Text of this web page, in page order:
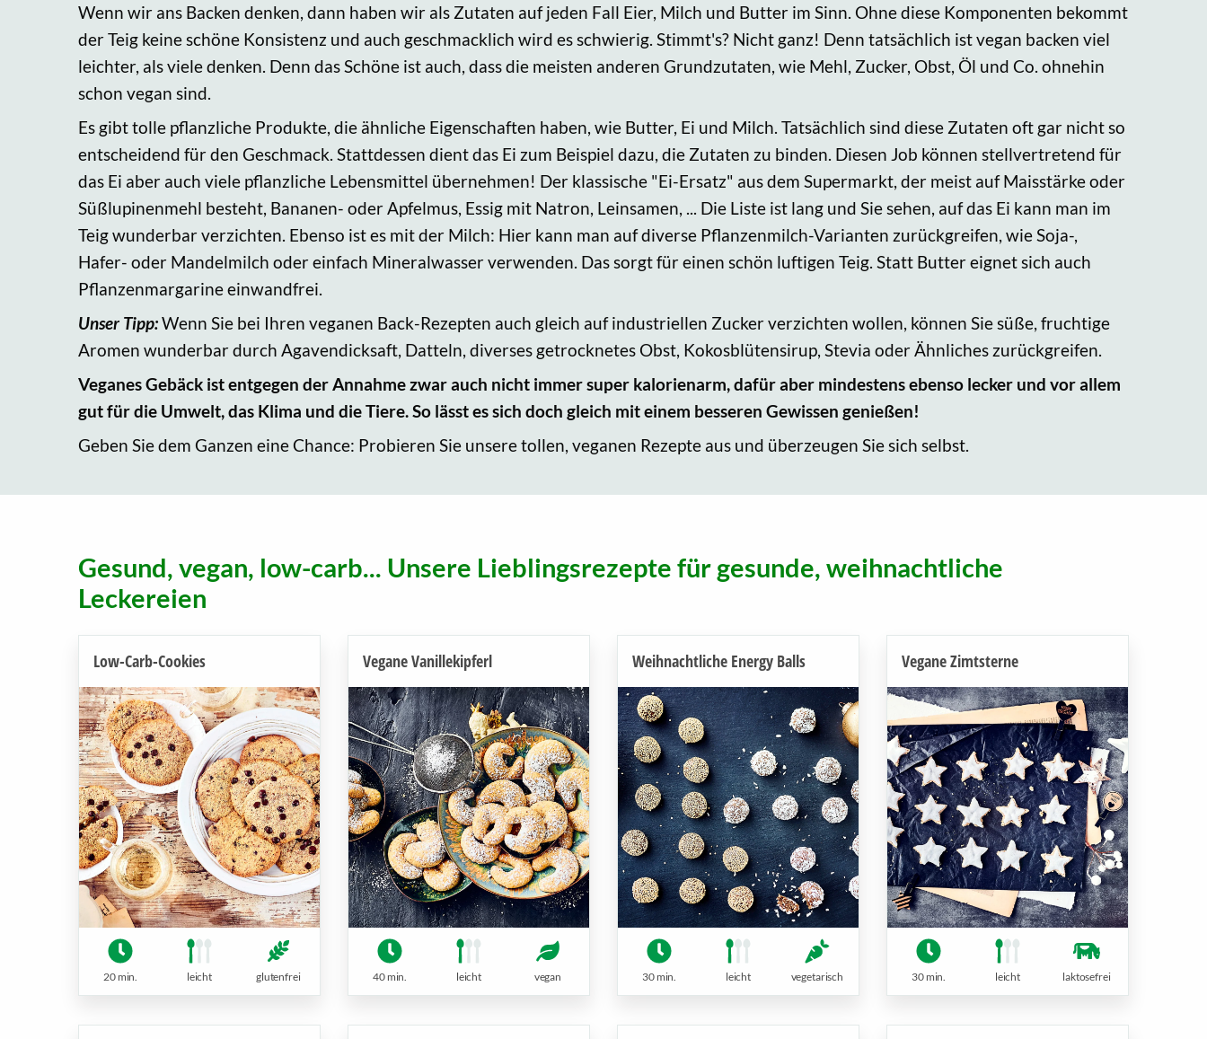
Wenn wir ans Backen denken, dann haben wir als Zutaten auf jeden Fall Eier, Milch und Butter im Sinn. Ohne diese Komponenten bekommt
der Teig keine schöne Konsistenz und auch geschmacklich wird es schwierig. Stimmt's? Nicht ganz! Denn tatsächlich ist vegan backen viel
leichter, als viele denken. Denn das Schöne ist auch, dass die meisten anderen Grundzutaten, wie Mehl, Zucker, Obst, Öl und Co. ohnehin
schon vegan sind.
Es gibt tolle pflanzliche Produkte, die ähnliche Eigenschaften haben, wie Butter, Ei und Milch. Tatsächlich sind diese Zutaten oft gar nicht so
entscheidend für den Geschmack. Stattdessen dient das Ei zum Beispiel dazu, die Zutaten zu binden. Diesen Job können stellvertretend für
das Ei aber auch viele pflanzliche Lebensmittel übernehmen! Der klassische "Ei-Ersatz" aus dem Supermarkt, der meist auf Maisstärke oder
Süßlupinenmehl besteht, Bananen- oder Apfelmus, Essig mit Natron, Leinsamen, ... Die Liste ist lang und Sie sehen, auf das Ei kann man im
Teig wunderbar verzichten. Ebenso ist es mit der Milch: Hier kann man auf diverse Pflanzenmilch-Varianten zurückgreifen, wie Soja-,
Hafer- oder Mandelmilch oder einfach Mineralwasser verwenden. Das sorgt für einen schön luftigen Teig. Statt Butter eignet sich auch
Pflanzenmargarine einwandfrei.
Unser Tipp:Wenn Sie bei Ihren veganen Back-Rezepten auch gleich auf industriellen Zucker verzichten wollen, können Sie süße, fruchtige
Aromen wunderbar durch Agavendicksaft, Datteln, diverses getrocknetes Obst, Kokosblütensirup, Stevia oder Ähnliches zurückgreifen.
Veganes Gebäck ist entgegen der Annahme zwar auch nicht immer super kalorienarm, dafür aber mindestens ebenso lecker und vor allem
gut für die Umwelt, das Klima und die Tiere. So lässt es sich doch gleich mit einem besseren Gewissen genießen!
Geben Sie dem Ganzen eine Chance: Probieren Sie unsere tollen, veganen Rezepte aus und überzeugen Sie sich selbst.
Gesund, vegan, low-carb... Unsere Lieblingsrezepte für gesunde, weihnachtliche
Leckereien
Low-Carb-Cookies
20 min. leicht glutenfrei
Vegane Vanillekipferl
40 min. leicht vegan
Weihnachtliche Energy Balls
30 min. leicht vegetarisch
Vegane Zimtsterne
30 min. leicht laktosefrei